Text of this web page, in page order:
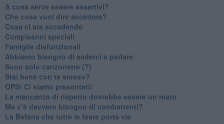
A cosa serve essere assertivi?
​Che cosa vuol dire accettare?
​Cosa ci sta accadendo
​Compleanni speciali
​Famiglie disfunzionali
​Abbiamo bisogno di sederci e parlare
Sono solo canzonette (?)
​Stai bene con te stesso?
​OPS! Ci siamo presentati!
​La mancanza di rispetto dovrebbe essere un reato
​Ma c’è davvero bisogno di combattenti?
​La Befana che tutte le feste porta via